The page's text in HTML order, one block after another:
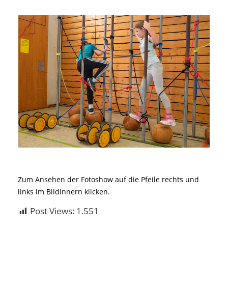
Zum Ansehen der Fotoshow auf die Pfeile rechts und
links im Bildinnern klicken.
Post Views: 1.551